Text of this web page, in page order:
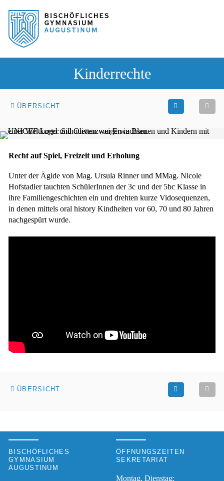
Sprung zum Hauptinhalt
Sprung zur Fusszeile
Kinderrechte
ÜBERSICHT
Recht auf Spiel, Freizeit und Erholung
Unter der Ägide von Mag. Ursula Rinner und MMag. Nicole
Hofstadler tauchten SchülerInnen der 3c und der 5bc Klasse in
ihre Familiengeschichten ein und drehten kurze Vidosequenzen,
in denen mittels oral history Kindheiten vor 60, 70 und 80 Jahren
nachgespürt wurde.
ÜBERSICHT
BISCHÖFLICHES
GYMNASIUM
AUGUSTINUM
ÖFFNUNGSZEITEN
SEKRETARIAT
Montag, Dienstag: